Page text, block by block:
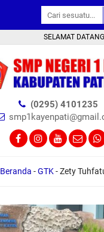
SELAMAT
(0295) 4101235
Beranda -GTK-Zety